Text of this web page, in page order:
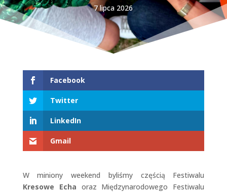
7 lipca 2026
Facebook
Twitter
LinkedIn
Gmail
W miniony weekend byliśmy częścią Festiwalu
Kresowe Echa oraz Międzynarodowego Festiwalu